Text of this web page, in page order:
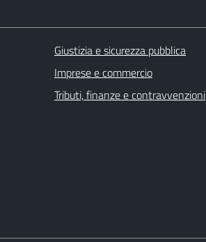
Giustizia e sicurezza pubblica
Imprese e commercio
Tributi, finanze e contravvenzioni